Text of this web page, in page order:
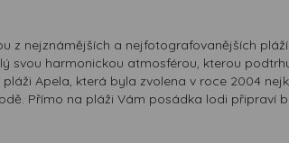
z nejznámějších a nejfotografovanějších
svou harmonickou atmosférou, kterou
Apela, která byla zvolena v roce 2004
Přímo na pláži Vám posádka lodi připraví